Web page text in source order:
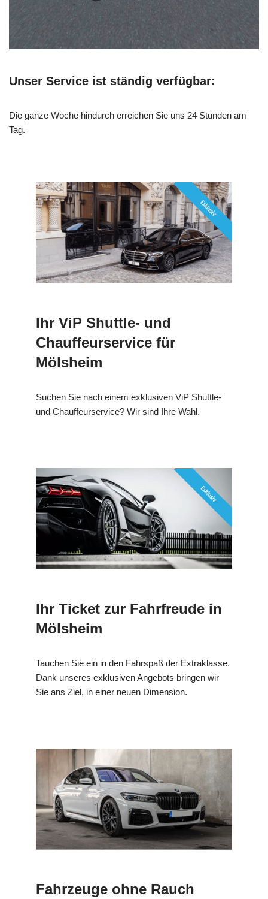
Unser Service ist ständig verfügbar:
Die ganze Woche hindurch erreichen Sie uns 24 Stunden am
Tag.
Ihr ViP Shuttle- und
Chauffeurservice für
Mölsheim
Suchen Sie nach einem exklusiven ViP Shuttle-
und Chauffeurservice? Wir sind Ihre Wahl.
Ihr Ticket zur Fahrfreude in
Mölsheim
Tauchen Sie ein in den Fahrspaß der Extraklasse.
Dank unseres exklusiven Angebots bringen wir
Sie ans Ziel, in einer neuen Dimension.
Fahrzeuge ohne Rauch